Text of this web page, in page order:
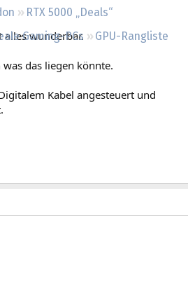
RTX 5000 „Deals“
Gaming-PCs
GPU-Rangliste
wunderbar.
das liegen könnte.
Kabel angesteuert und